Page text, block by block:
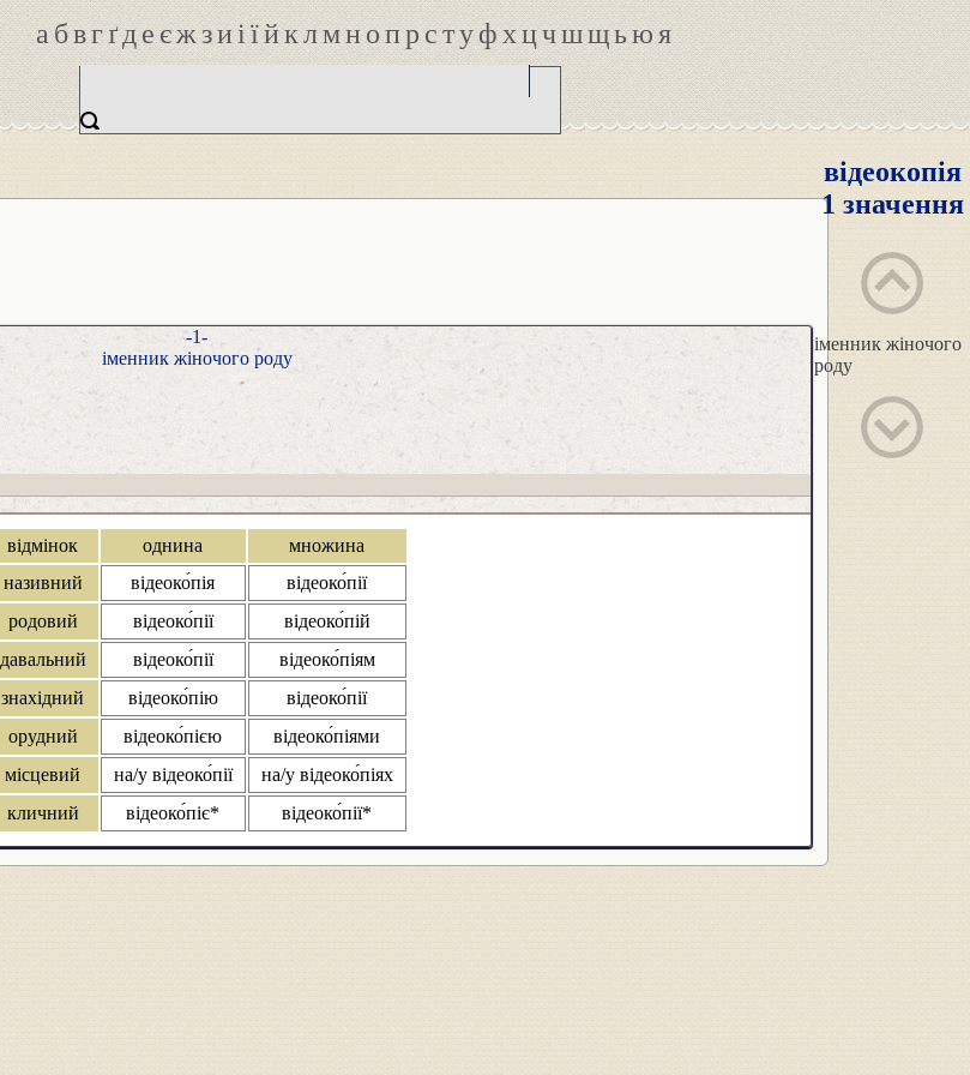
абвгґдеєжзиіїйклмнопрстуфхцчшщьюя
відеокопія
1 значення
іменник жіночого
роду
-1-
іменник жіночого роду
відмінок однина
множина
називний
відеоко́пія
відеоко́пії
родовий
відеоко́пії
відеоко́пій
давальний
відеоко́пії
відеоко́піям
знахідний
відеоко́пію
відеоко́пії
орудний
відеоко́пією
відеоко́піями
місцевий
на/у відеоко́пії
на/у відеоко́піях
кличний
відеоко́піє* відеоко́пії*